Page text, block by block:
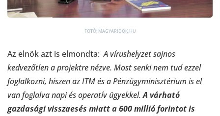
FOTÓ: MAGYARIDOK.HU
Az elnök azt is elmondta:A vírushelyzet sajnos
kedvezőtlen a projektre nézve. Most senki nem tud ezzel
foglalkozni, hiszen az ITM és a Pénzügyminisztérium is el
van foglalva napi és operatív ügyekkel.A várható
gazdasági visszaesés miatt a 600 millió forintot is